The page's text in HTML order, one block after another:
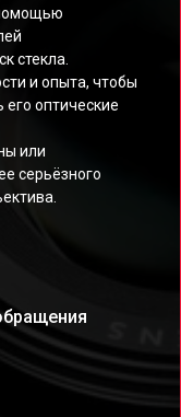
стекла.
и опыта, чтобы
оптические
или
серьёзного